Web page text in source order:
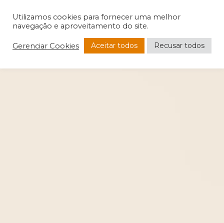
Utilizamos cookies para fornecer uma melhor
navegação e aproveitamento do site.
Gerenciar Cookies Aceitar todos Recusar todos